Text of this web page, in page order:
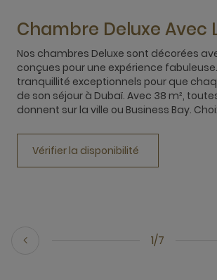
1/7
Chambre Deluxe Avec
Nos chambres Deluxe sont décorées
conçues pour une expérience
tranquillité exceptionnels pour que
de son séjour à Dubaï. Avec 38 m²,
donnent sur la ville ou Business Bay.
Vérifier la disponibilité